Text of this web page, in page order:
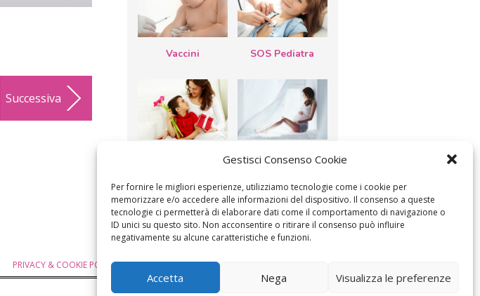
Gestisci Consenso Cookie
Per fornire le migliori esperienze, utilizziamo tecnologie come i cookie per
memorizzare e/o accedere alle informazioni del dispositivo. Il consenso a queste
tecnologie ci permetterà di elaborare dati come il comportamento di navigazione o
ID unici su questo sito. Non acconsentire o ritirare il consenso può influire
negativamente su alcune caratteristiche e funzioni.
Accetta Nega Visualizza le preferenze
Successiva
Vaccini SOS Pediatra
mamma: lavoretti,
filastrocche
Le settimane di
gravidanza
PRIVACY & COOKIE POLICY MODIFICA IL CONSENSO